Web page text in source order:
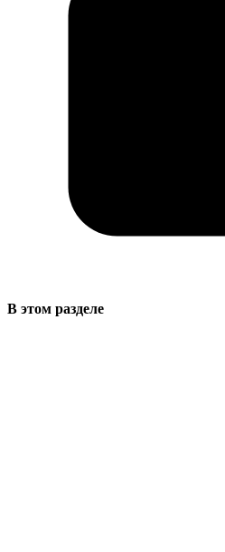
В этом разделе